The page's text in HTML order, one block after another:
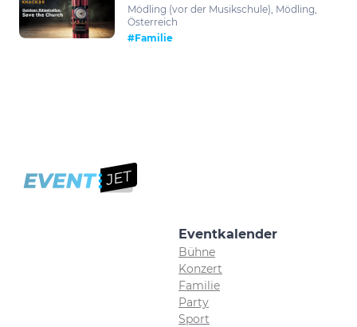
Mödling (vor der Musikschule), Mödling,
Österreich
#Familie
Eventkalender
Bühne
Konzert
Familie
Party
Sport